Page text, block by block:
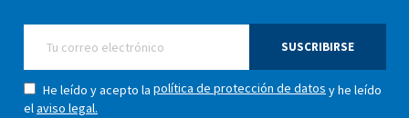
SUSCRIBIRSE
He leído y acepto la política de protección de datos y he leído
elaviso legal.